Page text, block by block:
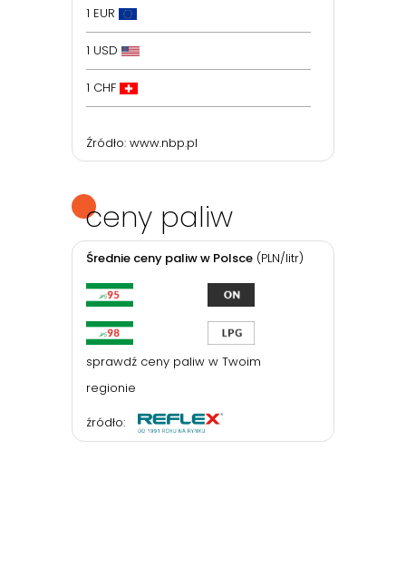
ceny paliw
Średnie ceny paliw w Polsce (PLN/litr)
sprawdź ceny paliw w Twoim
regionie
źródło:
1 EUR
1 USD
1 CHF
Źródło: www.nbp.pl